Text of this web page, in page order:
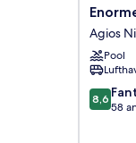
Enorme
Island
-
All
Inclusive
Agios
Pool
8.6
ud
8,6
58